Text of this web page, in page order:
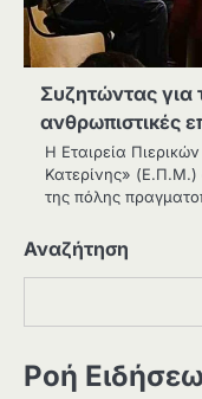
Συζητώντας για
ανθρωπιστικές
Η Εταιρεία
Κατερίνης» (Ε.Π.Μ.)
της πόλης
Αναζήτηση
Ροή